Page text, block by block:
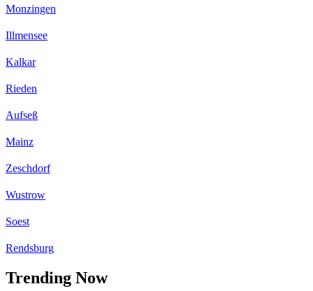
Monzingen
Illmensee
Kalkar
Rieden
Aufseß
Mainz
Zeschdorf
Wustrow
Soest
Rendsburg
Trending Now